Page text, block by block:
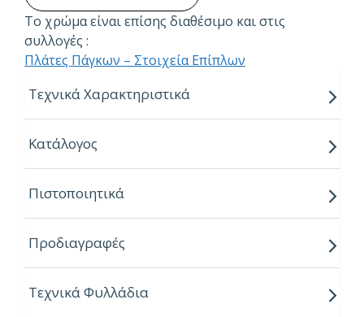
Το χρώμα είναι επίσης διαθέσιμο και στις
συλλογές :
Πλάτες Πάγκων – Στοιχεία Επίπλων
Τεχνικά Χαρακτηριστικά
Διατίθεται σε διάφορα πάχη:
4,0 mm
6,0 mm
12,0 mm
Κατάλογος
Πιστοποιητικά
Προδιαγραφές
Τεχνικά Φυλλάδια